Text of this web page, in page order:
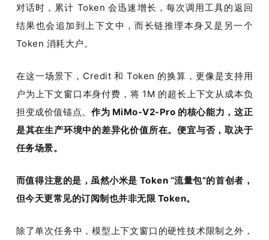
对话时，累计 Token 会迅速增长，每次调用工具的返回
结果也会追加到上下文中，而长链推理本身又是另一个
Token 消耗大户。
在这一场景下，Credit 和 Token 的换算，更像是支持用
户为上下文窗口本身付费，将 1M 的超长上下文从成本负
担变成价值锚点。作为 MiMo-V2-Pro 的核心能力，这正
是其在生产环境中的差异化价值所在。便宜与否，取决于
任务场景。
而值得注意的是，虽然小米是 Token “流量包”的首创者，
但今天更常见的订阅制也并非无限 Token。
除了单次任务中，模型上下文窗口的硬性技术限制之外，